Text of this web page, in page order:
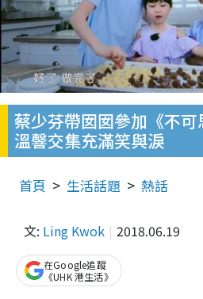
蔡少芬帶囡囡參加《不
溫韾交集充滿笑與淚
首頁 生活話題 熱話
文: Ling Kwok 2018.06.19
在Google追蹤
《UHK 港生活》